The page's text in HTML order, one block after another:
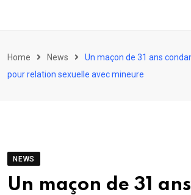
Home News
Un maçon de 31 ans
pour relation sexuelle avec mineure
NEWS
Un maçon de 31 ans